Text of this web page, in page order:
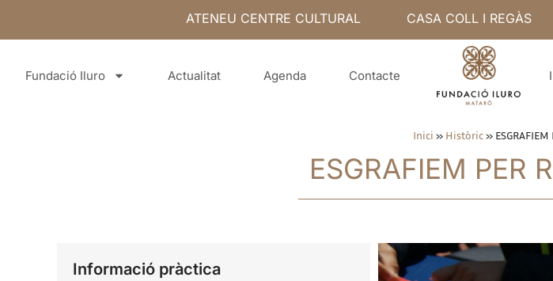
ATENEU CENTRE CULTURAL CASA COLL I REGÀS
Fundació Iluro Actualitat Agenda Contacte
Inici » Històric»
ESGRAFIEM PER
Informació pràctica